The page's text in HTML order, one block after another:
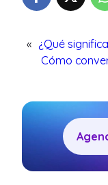
« ¿Qué
Cómo